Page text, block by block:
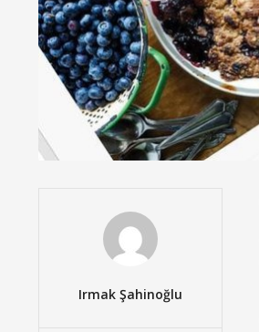
Irmak Şahinoğlu